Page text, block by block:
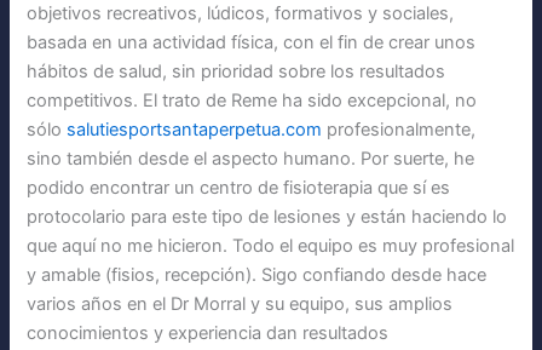
objetivos recreativos, lúdicos, formativos y sociales,
basada en una actividad física, con el fin de crear unos
hábitos de salud, sin prioridad sobre los resultados
competitivos. El trato de Reme ha sido excepcional, no
sólo salutiesportsantaperpetua.com profesionalmente,
sino también desde el aspecto humano. Por suerte, he
podido encontrar un centro de fisioterapia que sí es
protocolario para este tipo de lesiones y están haciendo lo
que aquí no me hicieron. Todo el equipo es muy profesional
y amable (fisios, recepción). Sigo confiando desde hace
varios años en el Dr Morral y su equipo, sus amplios
conocimientos y experiencia dan resultados